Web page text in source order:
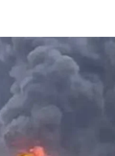
атаки украинских дронов 18 июня
соцсетей
в Москве 16 июня
атаки 18 июня
нефти этого
источники в отрасли.
перерабатывает около
На время ее
— чтобы